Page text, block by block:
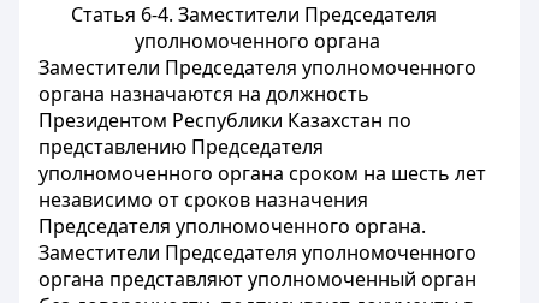
Статья 6-4. Заместители Председателя
уполномоченного органа
Заместители Председателя уполномоченного
органа назначаются на должность
Президентом Республики Казахстан по
представлению Председателя
уполномоченного органа сроком на шесть лет
независимо от сроков назначения
Председателя уполномоченного органа.
Заместители Председателя уполномоченного
органа представляют уполномоченный орган